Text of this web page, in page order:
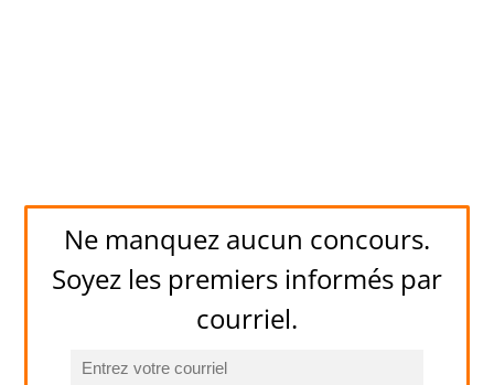
Ne manquez aucun concours.
Soyez les premiers informés par
courriel.